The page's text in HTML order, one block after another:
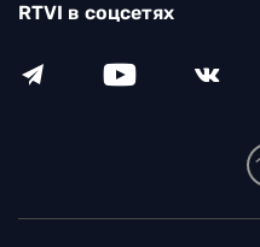
RTVI в соцсетях